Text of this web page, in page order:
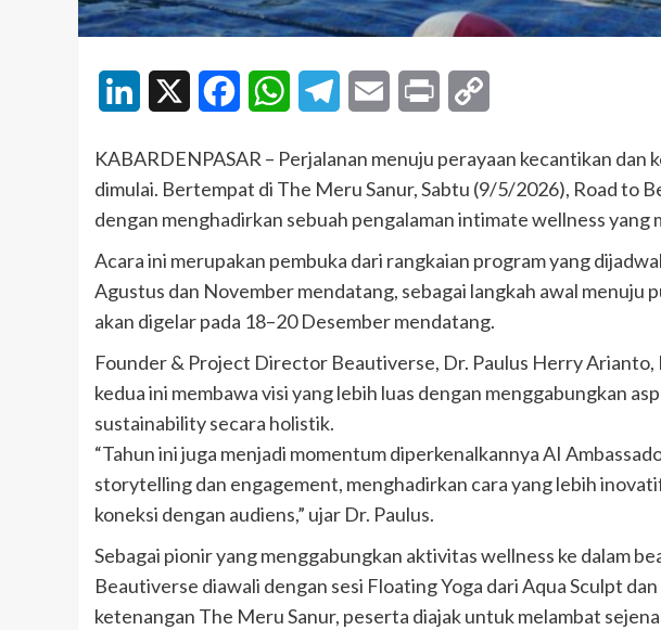
LinkedIn FacebookWhatsAppTelegramEmail Print
KABARDENPASAR – Perjalanan menuju perayaan kecantikan dan
dimulai. Bertempat di The Meru Sanur, Sabtu (9/5/2026), Road to
dengan menghadirkan sebuah pengalaman intimate wellness yang
Acara ini merupakan pembuka dari rangkaian program yang
Agustus dan November mendatang, sebagai langkah awal menuju
akan digelar pada 18–20 Desember mendatang.
Founder & Project Director Beautiverse, Dr. Paulus Herry Arianto,
kedua ini membawa visi yang lebih luas dengan menggabungkan
sustainability secara holistik.
“Tahun ini juga menjadi momentum diperkenalkannya AI
storytelling dan engagement, menghadirkan cara yang lebih
koneksi dengan audiens,” ujar Dr. Paulus.
Sebagai pionir yang menggabungkan aktivitas wellness ke dalam
Beautiverse diawali dengan sesi Floating Yoga dari Aqua Sculpt
ketenangan The Meru Sanur, peserta diajak untuk melambat